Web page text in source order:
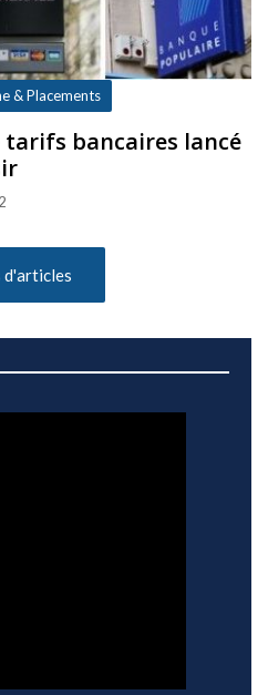
& Placements
bancaires lancé
d'articles